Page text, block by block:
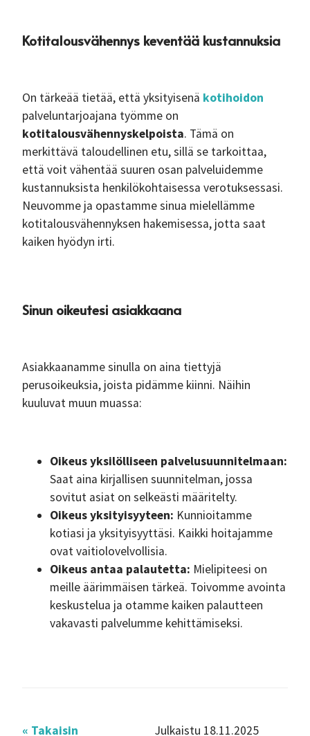
Kotitalousvähennys keventää kustannuksia
On tärkeää tietää, että yksityisenä kotihoidon
palveluntarjoajana työmme on
kotitalousvähennyskelpoista. Tämä on
merkittävä taloudellinen etu, sillä se tarkoittaa,
että voit vähentää suuren osan palveluidemme
kustannuksista henkilökohtaisessa verotuksessasi.
Neuvomme ja opastamme sinua mielellämme
kotitalousvähennyksen hakemisessa, jotta saat
kaiken hyödyn irti.
Sinun oikeutesi asiakkaana
Asiakkaanamme sinulla on aina tiettyjä
perusoikeuksia, joista pidämme kiinni. Näihin
kuuluvat muun muassa:
Oikeus yksilölliseen palvelusuunnitelmaan:
Saat aina kirjallisen suunnitelman, jossa
sovitut asiat on selkeästi määritelty.
Oikeus yksityisyyteen: Kunnioitamme
kotiasi ja yksityisyyttäsi. Kaikki hoitajamme
ovat vaitiolovelvollisia.
Oikeus antaa palautetta: Mielipiteesi on
meille äärimmäisen tärkeä. Toivomme avointa
keskustelua ja otamme kaiken palautteen
vakavasti palvelumme kehittämiseksi.
« Takaisin Julkaistu 18.11.2025